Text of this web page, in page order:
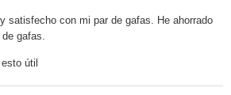
satisfecho con mi par de gafas. He ahorrado
gafas.
útil